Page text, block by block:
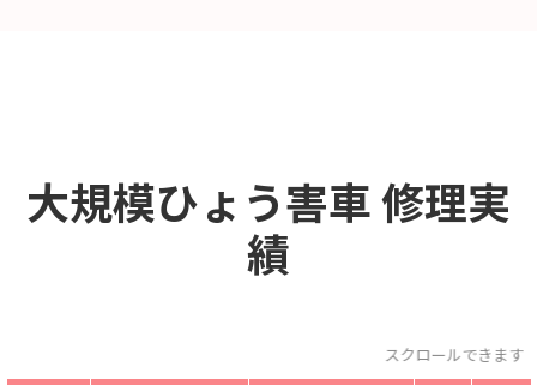
大規模ひょう害車修理実
績
スクロールできます